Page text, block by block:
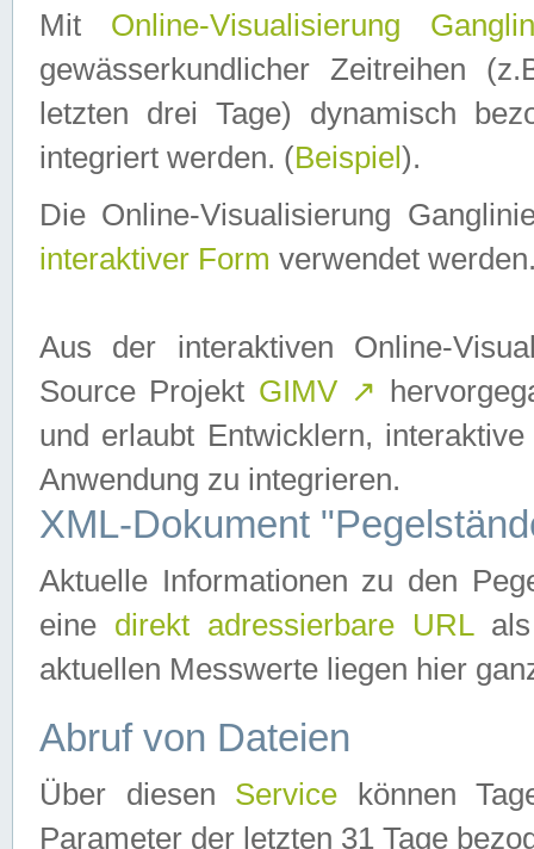
Mit Online-Visualisierung
gewässerkundlicher Zeitreihen
letzten drei Tage) dynamisch
integriert werden. (Beispiel ).
Die Online-Visualisierung
interaktiver Form verwendet
Aus der interaktiven Online-
Source Projekt GIMV ↗
und erlaubt Entwicklern,
Anwendung zu integrieren.
XML-Dokument
Aktuelle Informationen zu den
eine direkt adressierbare URLals
aktuellen Messwerte liegen hier
Abruf von Dateien
Über diesen Service können
Parameter der letzten 31 Tage